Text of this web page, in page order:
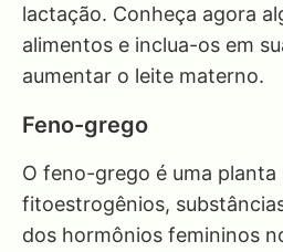
lactação. Conheça agora
alimentos e inclua-os em
aumentar o leite materno.
Feno-grego
O feno-grego é uma planta
fitoestrogênios,
dos hormônios femininos